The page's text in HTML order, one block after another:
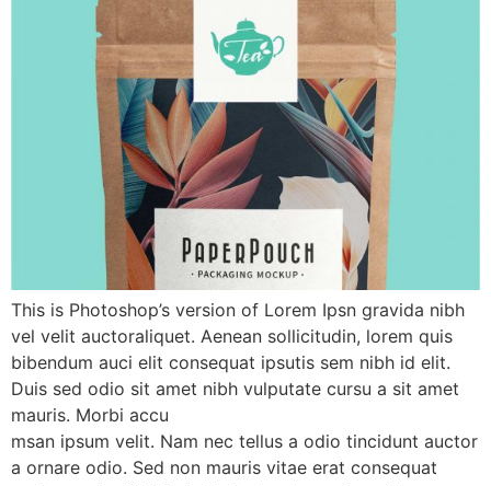
This is Photoshop’s version of Lorem Ipsn gravida nibh
vel velit auctoraliquet. Aenean sollicitudin, lorem quis
bibendum auci elit consequat ipsutis sem nibh id elit.
Duis sed odio sit amet nibh vulputate cursu a sit amet
mauris. Morbi accu
msan ipsum velit. Nam nec tellus a odio tincidunt auctor
a ornare odio. Sed non mauris vitae erat consequat